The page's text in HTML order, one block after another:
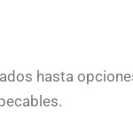
hasta